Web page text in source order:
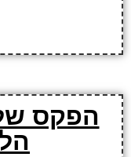
הפקס